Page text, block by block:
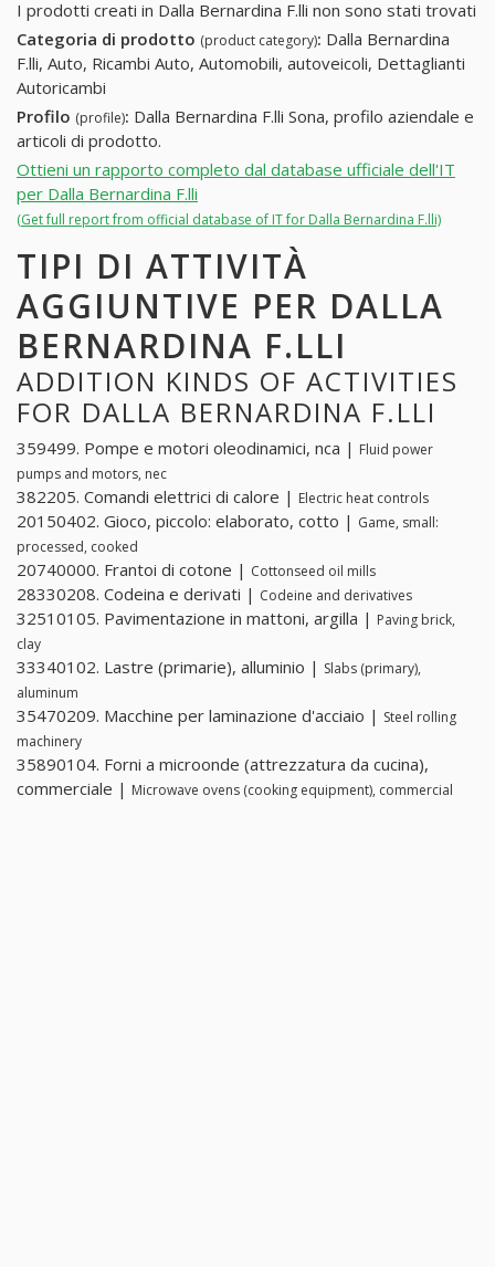
I prodotti creati in Dalla Bernardina F.lli non sono stati trovati
Categoria di prodotto (product category): Dalla Bernardina
F.lli, Auto, Ricambi Auto, Automobili, autoveicoli, Dettaglianti
Autoricambi
Profilo (profile): Dalla Bernardina F.lli Sona, profilo aziendale e
articoli di prodotto.
Ottieni un rapporto completo dal database ufficiale dell'IT
per Dalla Bernardina F.lli
(Get full report from official database of IT for Dalla Bernardina F.lli)
TIPI DI ATTIVITÀ
AGGIUNTIVE PER DALLA
BERNARDINA F.LLI
ADDITION KINDS OF ACTIVITIES
FOR DALLA BERNARDINA F.LLI
359499. Pompe e motori oleodinamici, nca | Fluid power
pumps and motors, nec
382205. Comandi elettrici di calore | Electric heat controls
20150402. Gioco, piccolo: elaborato, cotto | Game, small:
processed, cooked
20740000. Frantoi di cotone | Cottonseed oil mills
28330208. Codeina e derivati | Codeine and derivatives
32510105. Pavimentazione in mattoni, argilla | Paving brick,
clay
33340102. Lastre (primarie), alluminio | Slabs (primary),
aluminum
35470209. Macchine per laminazione d'acciaio | Steel rolling
machinery
35890104. Forni a microonde (attrezzatura da cucina),
commerciale | Microwave ovens (cooking equipment), commercial